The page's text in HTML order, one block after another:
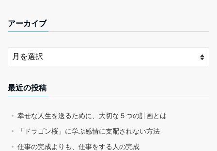
アーカイブ
最近の投稿
幸せな人生を送るために、大切な５つの計画とは
「ドラゴン桜」に学ぶ感情に支配されない方法
仕事の完成よりも、仕事をする人の完成